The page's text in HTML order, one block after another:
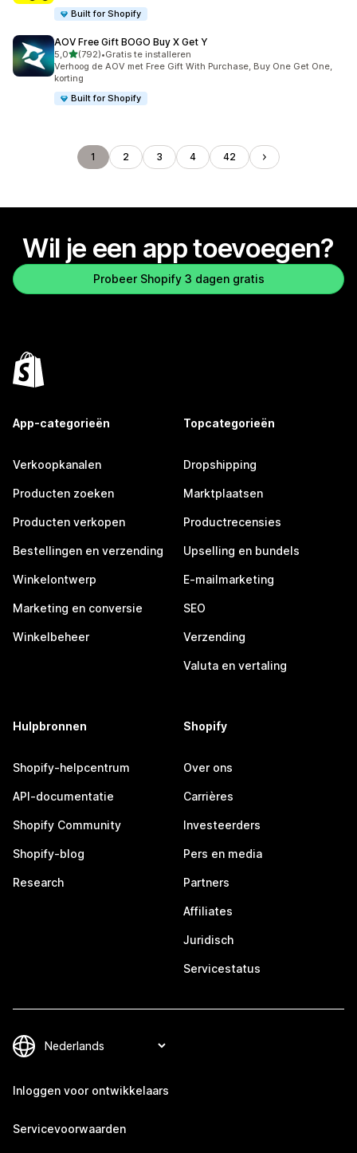
Built for Shopify
AOV Free Gift BOGO Buy X Get Y
5,0van 5 sterren
(792)
792 recensies in totaal
•Gratis te installeren
Verhoog de AOV met Free Gift With Purchase, Buy One Get One,
korting
Built for Shopify
1 2 3 4 42
Wil je een app toevoegen?
Probeer Shopify 3 dagen gratis
App-categorieën
Verkoopkanalen
Producten zoeken
Producten verkopen
Bestellingen en verzending
Winkelontwerp
Marketing en conversie
Winkelbeheer
Topcategorieën
Dropshipping
Marktplaatsen
Productrecensies
Upselling en bundels
E-mailmarketing
SEO
Verzending
Valuta en vertaling
Hulpbronnen
Shopify-helpcentrum
API-documentatie
Shopify Community
Shopify-blog
Research
Shopify
Over ons
Carrières
Investeerders
Pers en media
Partners
Affiliates
Juridisch
Servicestatus
Inloggen voor ontwikkelaars
Servicevoorwaarden